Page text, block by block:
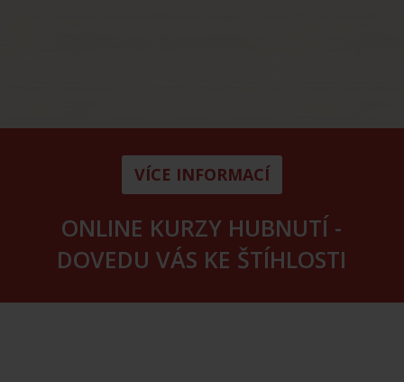
VÍCE INFORMACÍ
ONLINE KURZY HUBNUTÍ -
DOVEDU VÁS KE ŠTÍHLOSTI